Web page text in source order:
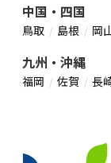
中国・四国
鳥取 島根 岡
九州・沖縄
福岡 佐賀 長